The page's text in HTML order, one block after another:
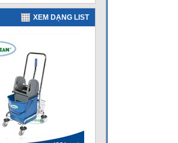
XEM DẠNG LIST